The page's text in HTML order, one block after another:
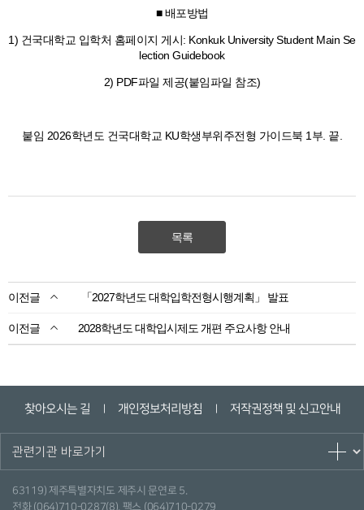
■ 배포방법
1) 건국대학교 입학처 홈페이지 게시: Konkuk University Student Main Se
lection Guidebook
2) PDF파일 제공(붙임파일 참조)
붙임 2026학년도 건국대학교 KU학생부위주전형 가이드북 1부. 끝.
목록
「2027학년도 대학입학전형시행계획」 발표
2028학년도 대학입시제도 개편 주요사항 안내
찾아오시는 길 개인정보처리방침 저작권정책 및 신고안내
63119) 제주특별자치도 제주시 문연로 5.
전화 (064)710-0287(8), 팩스 (064)710-0279